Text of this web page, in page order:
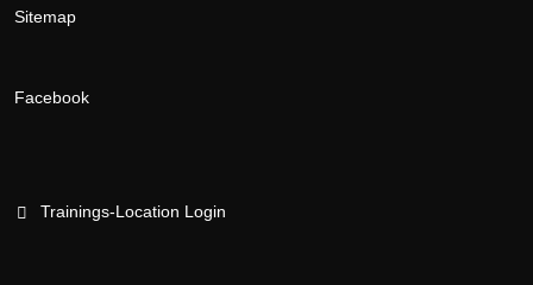
Sitemap
Facebook
Trainings-Location Login